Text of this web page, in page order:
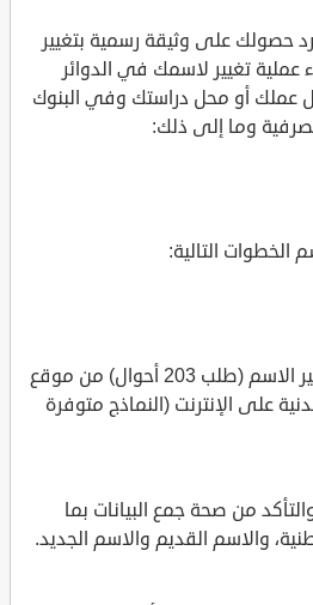
حصولك على وثيقة رسمية بتغيير
تغيير لاسمك في الدوائر
عملك أو محل دراستك وفي البنوك
وما إلى ذلك:
الخطوات التالية:
طباعة طلب أو نموذج تغيير الاسم (طلب 203 أحوال) من موقع
على الإنترنت (النماذج متوفرة
من صحة جمع البيانات بما
والاسم القديم والاسم الجديد.